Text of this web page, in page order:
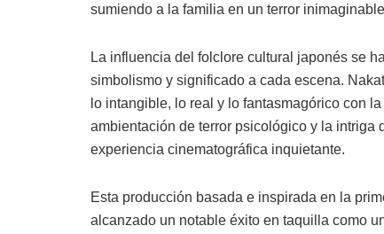
sumiendo a la familia en un terror
La influencia del folclore cultural japonés se
simbolismo y significado a cada escena.
lo intangible, lo real y lo fantasmagórico con
ambientación de terror psicológico y la intriga
experiencia cinematográfica inquietante.
Esta producción basada e inspirada en la
alcanzado un notable éxito en taquilla como